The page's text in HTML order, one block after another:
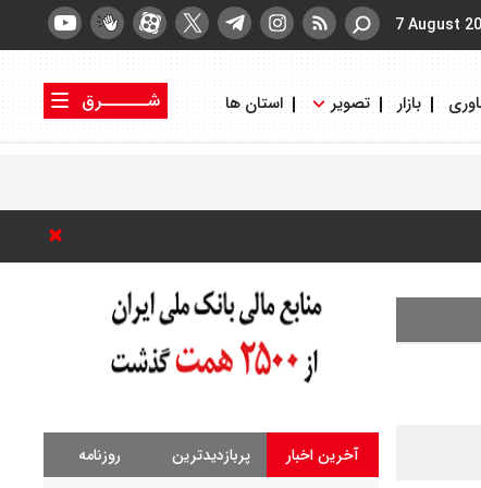
7 August
بازار تصویر استان ها
شــــــرق
آخرین اخبار پربازدیدترین روزنامه